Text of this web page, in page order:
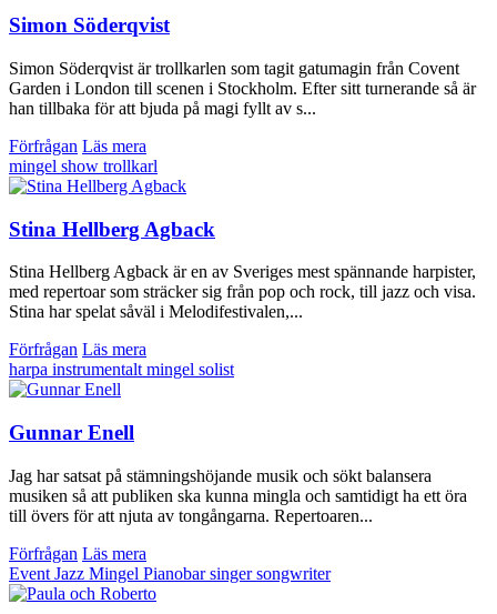
Simon Söderqvist
Simon Söderqvist är trollkarlen som tagit gatumagin från Covent
Garden i London till scenen i Stockholm. Efter sitt turnerande så är
han tillbaka för att bjuda på magi fyllt av s...
Förfrågan Läs mera
mingel show trollkarl
Stina Hellberg Agback
Stina Hellberg Agback är en av Sveriges mest spännande harpister,
med repertoar som sträcker sig från pop och rock, till jazz och visa.
Stina har spelat såväl i Melodifestivalen,...
Förfrågan Läs mera
harpa instrumentaltmingel solist
Gunnar Enell
Jag har satsat på stämningshöjande musik och sökt balansera
musiken så att publiken ska kunna mingla och samtidigt ha ett öra
till övers för att njuta av tongångarna. Repertoaren...
Förfrågan Läs mera
Event Jazz Mingel Pianobarsinger songwriter